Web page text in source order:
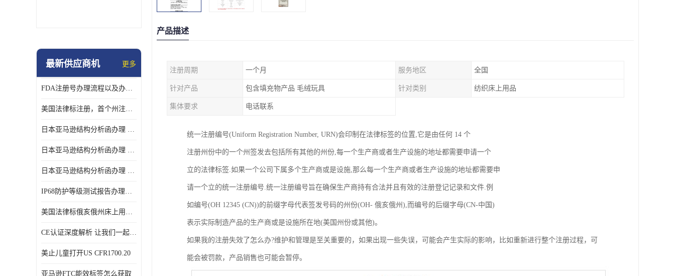
最新供应商机 更多
FDA注册号办理流程以及办理周期是多久
美国法律标注册，首个州注册该如何选择
日本亚马逊结构分析函办理 日本亚马逊 电饭煲
日本亚马逊结构分析函办理 日本亚马逊 热水壶等；
日本亚马逊结构分析函办理 日本亚马逊 果汁搅拌机
IP68防护等级测试报告办理标准要求
美国法律标俄亥俄州床上用品许可证讲解！
CE认证深度解析 让我们一起来认识CE认证
美止儿童打开US CFR1700.20
亚马逊FTC能效标签怎么获取
产品描述
注册周期 一个月 服务地区 全国
针对产品 包含填充物产品 毛绒玩具 针对类别 纺织床上用品
集体要求 电话联系
统一注册编号(Uniform Registration Number, URN)会印制在法律标签的位置,它是由任何 14 个
注册州份中的一个州签发去包括所有其他的州份,每一个生产商或者生产设施的地址都需要申请一个
立的法律标签.如果一个公司下属多个生产商或是设施,那么每一个生产商或者生产设施的地址都需要申
请一个立的统一注册编号.统一注册编号旨在确保生产商持有合法并且有效的注册登记记录和文件.例
如编号(OH 12345 (CN))的前缀字母代表签发号码的州份(OH- 俄亥俄州),而编号的后缀字母(CN-中国)
表示实际制造产品的生产商或是设施所在地(美国州份或其他)。
如果我的注册失效了怎么办?维护和管理是至关重要的，如果出现一些失误，可能会产生实际的影响，比如重新进行整个注册过程，可
能会被罚款，产品销售也可能会暂停。